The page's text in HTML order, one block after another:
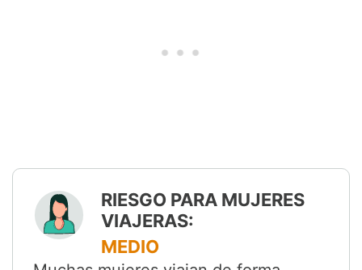
RIESGO PARA MUJERES
VIAJERAS:
MEDIO